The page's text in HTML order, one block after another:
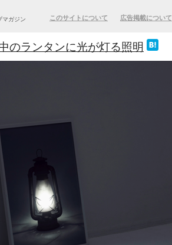
マガジン このサイトについて 広告掲載について
のランタンに光が灯る照明